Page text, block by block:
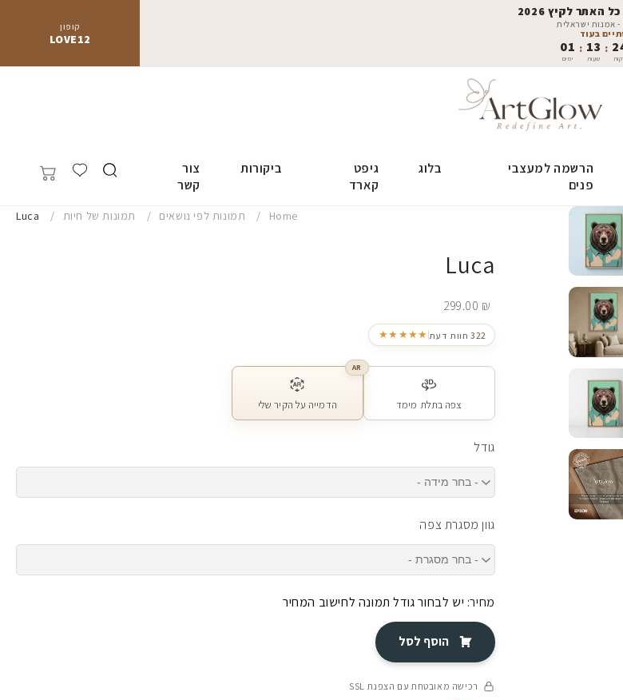
קופון
LOVE12
בעוד
01
ימים
: 13
שעות
:
הרשמה למעצבי
פנים
בלוג
גיפט
קארד
ביקורות
צור
קשר
Home תמונות לפי נושאים תמונות של חיות Luca
Luca
299.00 ₪
★★★★★ 322 חוות דעת
צפה בתלת מימד
AR
הדמייה על הקיר שלי
גודל
גוון מסגרת צפה
מחיר: יש לבחור גודל תמונה לחישוב המחיר
הוסף לסל
רכישה מאובטחת עם הצפנת SSL